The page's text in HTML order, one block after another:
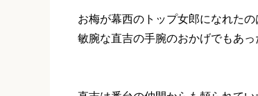
お梅が幕西のトップ女郎になれたの
敏腕な直吉の手腕のおかげでもあっ